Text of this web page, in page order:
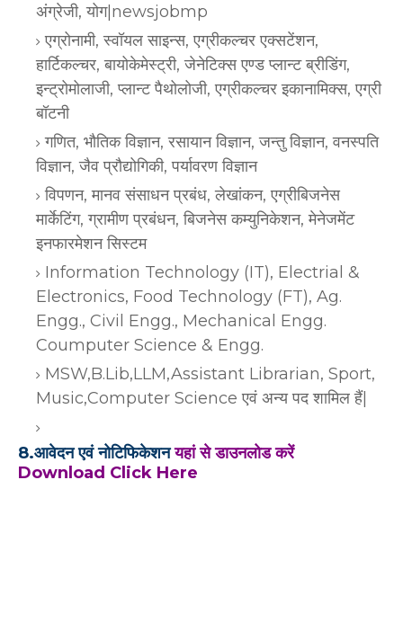
अंग्रेजी, योग|newsjobmp
एग्रोनामी, स्वॉयल साइन्स, एग्रीकल्चर एक्सटेंशन,
हार्टिकल्चर, बायोकेमेस्ट्री, जेनेटिक्स एण्ड प्लान्ट ब्रीडिंग,
इन्ट्रोमोलाजी, प्लान्ट पैथोलोजी, एग्रीकल्चर इकानामिक्स, एग्री
बॉटनी
गणित, भौतिक विज्ञान, रसायान विज्ञान, जन्तु विज्ञान, वनस्पति
विज्ञान, जैव प्रौद्योगिकी, पर्यावरण विज्ञान
विपणन, मानव संसाधन प्रबंध, लेखांकन, एग्रीबिजनेस
मार्केटिंग, ग्रामीण प्रबंधन, बिजनेस कम्युनिकेशन, मेनेजमेंट
इनफारमेशन सिस्टम
Information Technology (IT), Electrial &
Electronics, Food Technology (FT), Ag.
Engg., Civil Engg., Mechanical Engg.
Coumputer Science & Engg.
MSW,B.Lib,LLM,Assistant Librarian, Sport,
Music,Computer Science एवं अन्य पद शामिल हैं|
8.आवेदन एवं नोटिफिकेशनयहां से डाउनलोड करें
Download Click Here